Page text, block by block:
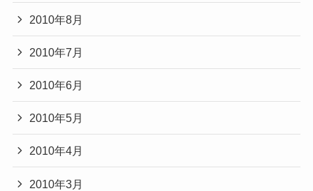
2010年8月
2010年7月
2010年6月
2010年5月
2010年4月
2010年3月